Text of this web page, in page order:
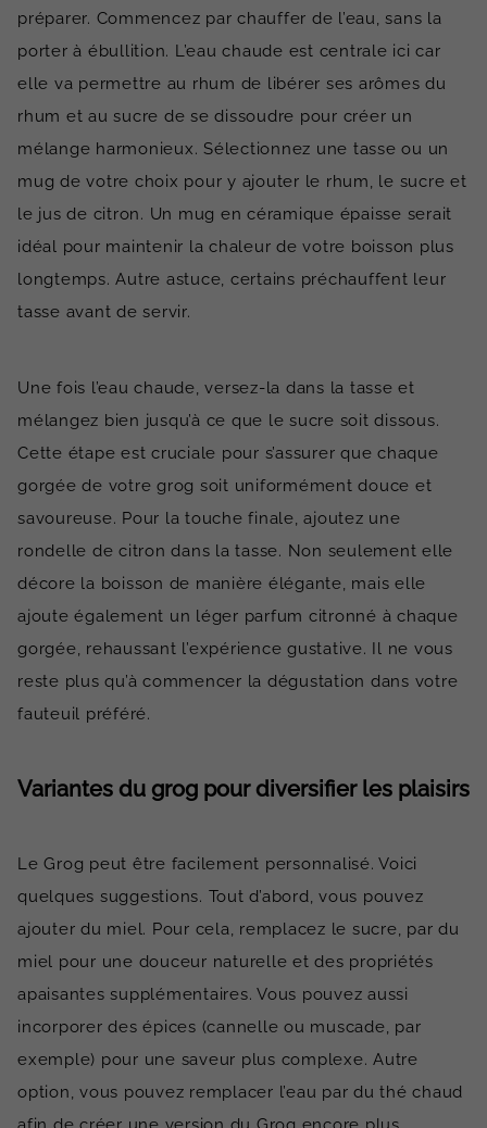
préparer. Commencez par chauffer de l’eau, sans la
porter à ébullition. L’eau chaude est centrale ici car
elle va permettre au rhum de libérer ses arômes du
rhum et au sucre de se dissoudre pour créer un
mélange harmonieux. Sélectionnez une tasse ou un
mug de votre choix pour y ajouter le rhum, le sucre et
le jus de citron. Un mug en céramique épaisse serait
idéal pour maintenir la chaleur de votre boisson plus
longtemps. Autre astuce, certains préchauffent leur
tasse avant de servir.
Une fois l’eau chaude, versez-la dans la tasse et
mélangez bien jusqu’à ce que le sucre soit dissous.
Cette étape est cruciale pour s’assurer que chaque
gorgée de votre grog soit uniformément douce et
savoureuse. Pour la touche finale, ajoutez une
rondelle de citron dans la tasse. Non seulement elle
décore la boisson de manière élégante, mais elle
ajoute également un léger parfum citronné à chaque
gorgée, rehaussant l’expérience gustative. Il ne vous
reste plus qu’à commencer la dégustation dans votre
fauteuil préféré.
Variantes du grog pour diversifier les plaisirs
Le Grog peut être facilement personnalisé. Voici
quelques suggestions. Tout d’abord, vous pouvez
ajouter du miel. Pour cela, remplacez le sucre, par du
miel pour une douceur naturelle et des propriétés
apaisantes supplémentaires. Vous pouvez aussi
incorporer des épices (cannelle ou muscade, par
exemple) pour une saveur plus complexe. Autre
option, vous pouvez remplacer l’eau par du thé chaud